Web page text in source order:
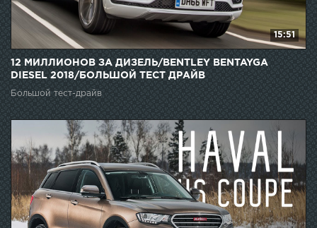
15:51
12 МИЛЛИОНОВ ЗА ДИЗЕЛЬ/BENTLEY BENTAYGA
DIESEL 2018/БОЛЬШОЙ ТЕСТ ДРАЙВ
Большой тест-драйв